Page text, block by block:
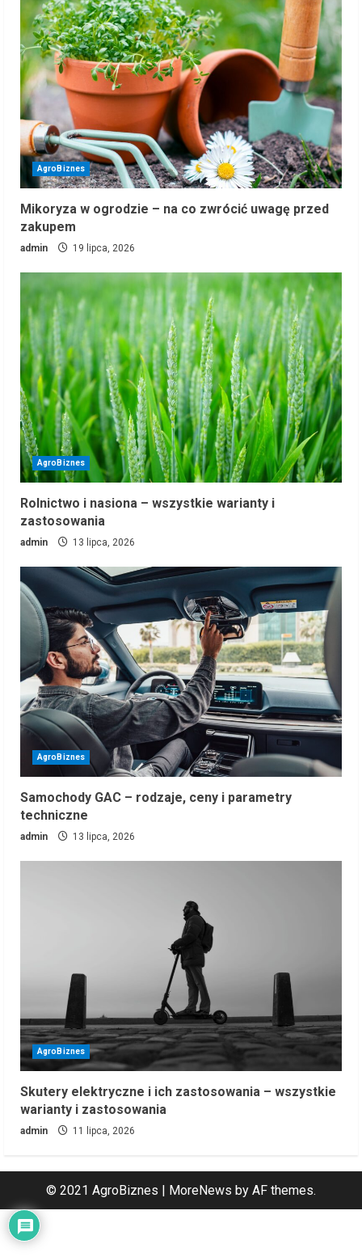
AgroBiznes
Mikoryza w ogrodzie – na co zwrócić uwagę przed
zakupem
admin 19 lipca, 2026
AgroBiznes
Rolnictwo i nasiona – wszystkie warianty i
zastosowania
admin 13 lipca, 2026
AgroBiznes
Samochody GAC – rodzaje, ceny i parametry
techniczne
admin 13 lipca, 2026
AgroBiznes
Skutery elektryczne i ich zastosowania – wszystkie
warianty i zastosowania
admin 11 lipca, 2026
© 2021 AgroBiznes | MoreNews by AF themes.